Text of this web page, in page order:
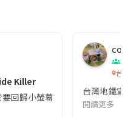
Killer
回歸小螢幕啦!這次的劇本改編
co
吹
台灣
台灣地鐵宣
閱讀更多